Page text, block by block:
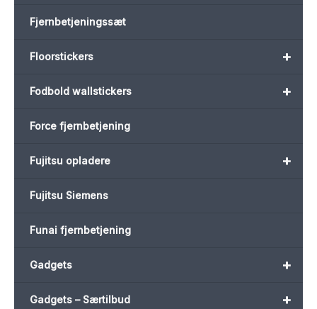
Fjernbetjeningssæt
+
Floorstickers
+
Fodbold wallstickers
Force fjernbetjening
+
Fujitsu opladere
Fujitsu Siemens
Funai fjernbetjening
+
Gadgets
+
Gadgets – Særtilbud